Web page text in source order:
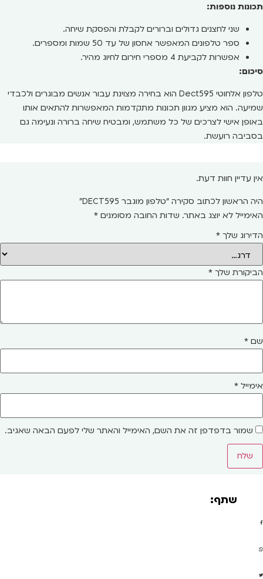
תכונות נוספות:
שני לחצנים גדולים וברורים לקבלת והפסקת שיחה.
ספר טלפונים המאפשר אחסון של עד 50 שמות ומספרים.
אפשרות לקביעת 4 מספרי חירום לחיוג מהיר.
סיכום:
טלפון אלחוטי Dect595 הוא בחירה מצוינת עבור אנשים מבוגרים ולכבדי
שמיעה. הוא מציע מגוון תכונות מתקדמות המאפשרות להתאים אותו
באופן אישי לצרכים של כל משתמש, ומבטיח שיחה ברורה ונעימה גם
בסביבה רועשת.
אין עדיין חוות דעת.
היה הראשון לכתוב סקירה “טלפון מוגבר DECT595”
האימייל לא יוצג באתר. שדות החובה מסומנים *
הדירוג שלך *
הביקורת שלך *
שם *
אימייל *
שמור בדפדפן זה את השם, האימייל והאתר שלי לפעם הבאה שאגיב.
שתף: